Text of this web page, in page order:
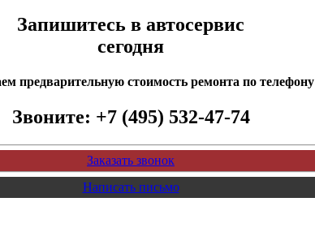
Запишитесь в автосервис
сегодня
предварительную стоимость ремонта по телефону
Звоните: +7 (495) 532-47-74
Заказать звонок
Написать письмо